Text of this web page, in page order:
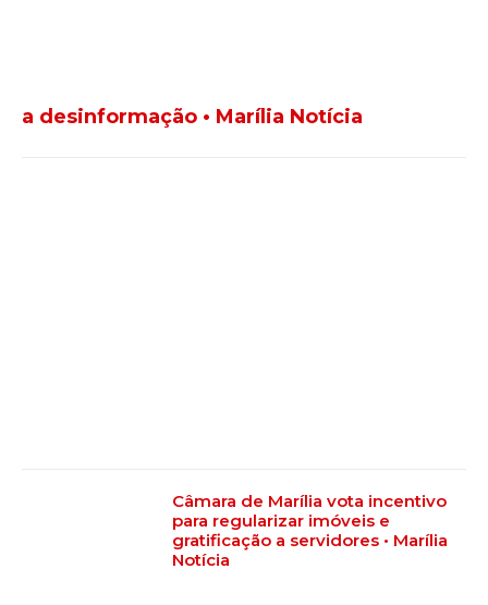
a desinformação • Marília Notícia
Câmara de Marília vota incentivo
para regularizar imóveis e
gratificação a servidores • Marília
Notícia